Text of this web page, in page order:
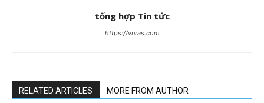
tổng hợp Tin tức
https://vnras.com
RELATED ARTICLES MORE FROM AUTHOR